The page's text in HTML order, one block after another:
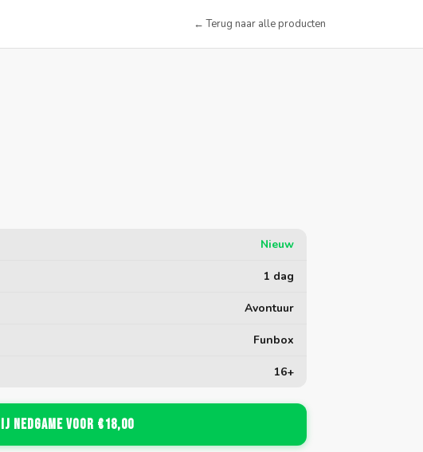
← Terug naar alle producten
Nieuw
1 dag
Avontuur
Funbox
16+
Nedgame voor €18,00